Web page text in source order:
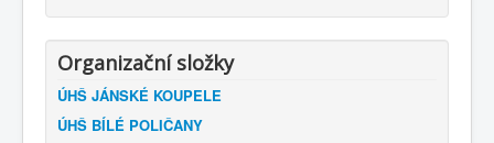
Organizační složky
ÚHŠ JÁNSKÉ KOUPELE
ÚHŠ BÍLÉ POLIČANY